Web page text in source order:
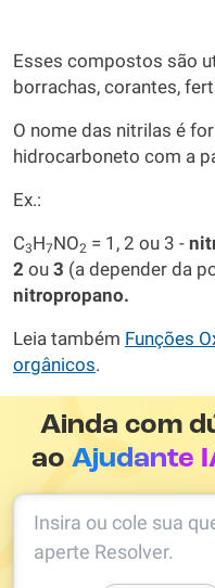
Esses compostos são
borrachas, corantes,
O nome das nitrilas é
hidrocarboneto com a
Ex.:
C3H7NO2 = 1, 2 ou 3 -
2 ou 3 (a depender da
nitropropano.
Leia também Funções
orgânicos.
Ainda com
aoAjudante
Insira ou cole sua
aperte Resolver.